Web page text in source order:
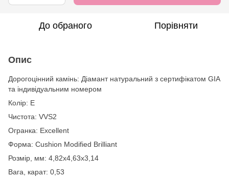
До обраного Порівняти
Опис
Дорогоцінний камінь: Діамант натуральний з сертифікатом GIA
та індивідуальним номером
Колір: Е
Чистота: VVS2
Огранка: Excellent
Форма: Cushion Modified Brilliant
Розмір, мм: 4,82х4,63х3,14
Вага, карат: 0,53